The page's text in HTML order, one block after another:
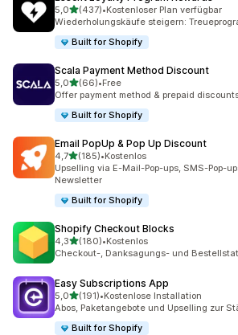
5,0von 5 Sternen
(437)
437 Rezensionen insgesamt
•Kostenloser Plan verfügbar
Wiederholungskäufe steigern:
Built for Shopify
Scala Payment Method Discount
5,0von 5 Sternen
(66)
66 Rezensionen insgesamt
•Free
Offer payment method & prepaid
Built for Shopify
Email PopUp & Pop Up Discount
4,7von 5 Sternen
(185)
185 Rezensionen insgesamt
•Kostenlos
Upselling via E-Mail-Pop-ups, SMS-Pop-
Newsletter
Built for Shopify
Shopify Checkout Blocks
4,3von 5 Sternen
(180)
180 Rezensionen insgesamt
•Kostenlos
Checkout-, Danksagungs- und
Easy Subscriptions App
5,0von 5 Sternen
(191)
191 Rezensionen insgesamt
•Kostenlose Installation
Abos, Paketangebote und Upselling zur
Built for Shopify